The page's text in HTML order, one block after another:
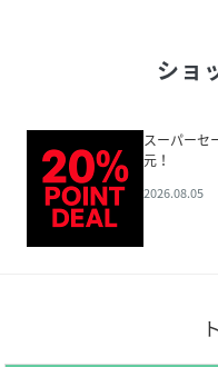
ショ
スーパーセ
元！
2026.08.05